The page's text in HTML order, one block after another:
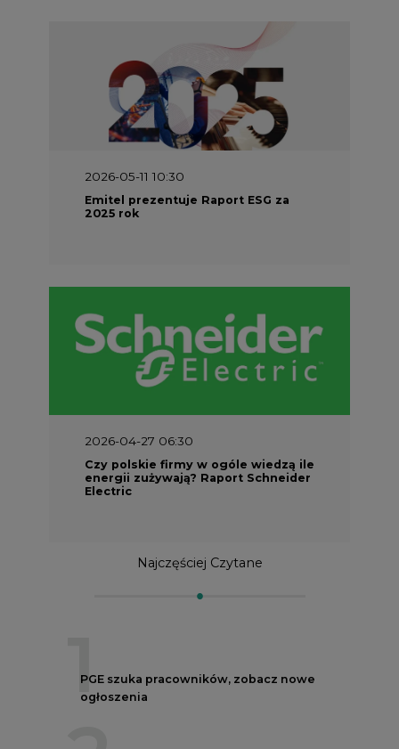
2026-05-11 10:30
Emitel prezentuje Raport ESG za
2025 rok
2026-04-27 06:30
Czy polskie firmy w ogóle wiedzą ile
energii zużywają? Raport Schneider
Electric
Najczęściej Czytane
1
PGE szuka pracowników, zobacz nowe
ogłoszenia